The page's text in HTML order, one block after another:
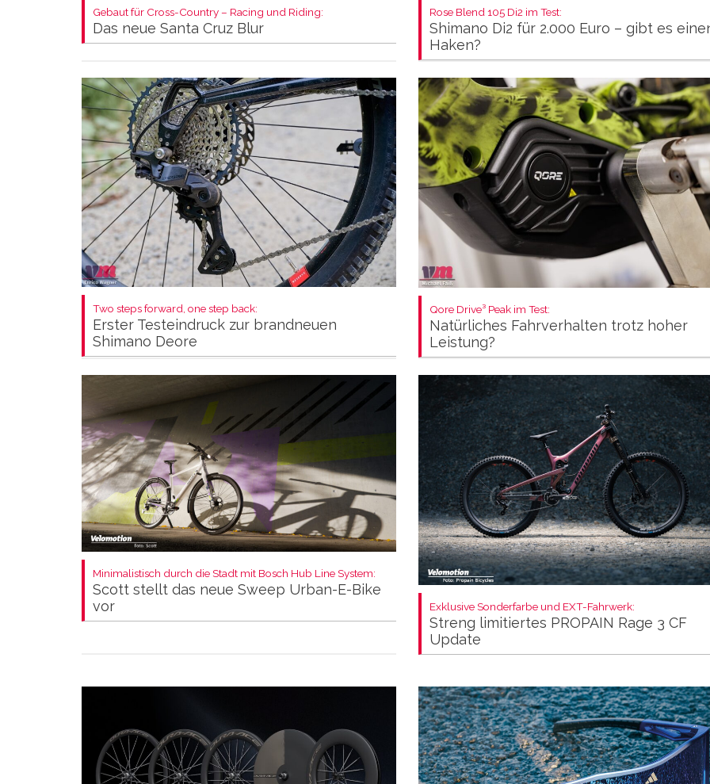
Gebaut für Cross-Country – Racing und Riding:
Das neue Santa Cruz Blur
Rose Blend 105 Di2 im Test:
Shimano Di2 für 2.000 Euro – gibt es
Haken?
Two steps forward, one step back:
Erster Testeindruck zur brandneuen
Shimano Deore
Qore Drive³ Peak im Test:
Natürliches Fahrverhalten trotz hoher
Leistung?
Minimalistisch durch die Stadt mit Bosch Hub Line System:
Scott stellt das neue Sweep Urban-E-Bike
vor
Exklusive Sonderfarbe und EXT-Fahrwerk:
Streng limitiertes PROPAIN Rage 3 CF
Update